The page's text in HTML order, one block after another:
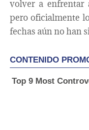
volver a enfrentar
pero oficialmente
fechas aún no han